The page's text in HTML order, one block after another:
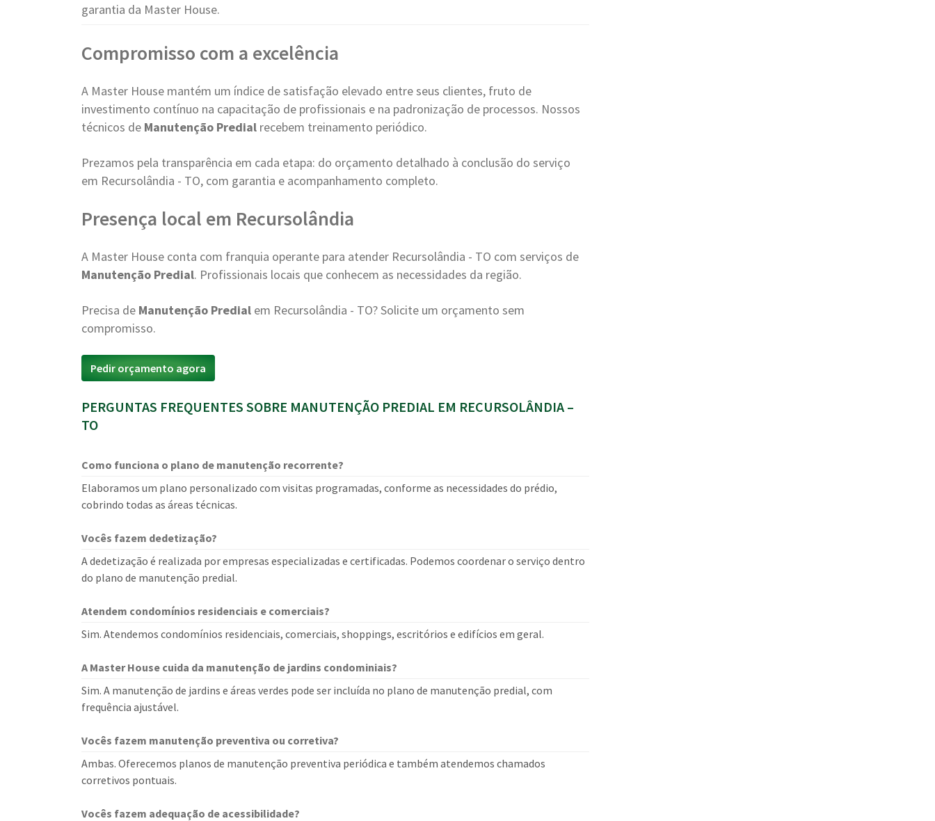
garantia da Master House.
Compromisso com a excelência
A Master House mantém um índice de satisfação elevado entre seus clientes, fruto de
investimento contínuo na capacitação de profissionais e na padronização de processos. Nossos
técnicos de Manutenção Predial recebem treinamento periódico.
Prezamos pela transparência em cada etapa: do orçamento detalhado à conclusão do serviço
em Recursolândia - TO, com garantia e acompanhamento completo.
Presença local em Recursolândia
A Master House conta com franquia operante para atender Recursolândia - TO com serviços de
Manutenção Predial. Profissionais locais que conhecem as necessidades da região.
Precisa de Manutenção Predial em Recursolândia - TO? Solicite um orçamento sem
compromisso.
Pedir orçamento agora
PERGUNTAS FREQUENTES SOBRE MANUTENÇÃO PREDIAL EM RECURSOLÂNDIA –
TO
Como funciona o plano de manutenção recorrente?
Elaboramos um plano personalizado com visitas programadas, conforme as necessidades do prédio,
cobrindo todas as áreas técnicas.
Vocês fazem dedetização?
A dedetização é realizada por empresas especializadas e certificadas. Podemos coordenar o serviço dentro
do plano de manutenção predial.
Atendem condomínios residenciais e comerciais?
Sim. Atendemos condomínios residenciais, comerciais, shoppings, escritórios e edifícios em geral.
A Master House cuida da manutenção de jardins condominiais?
Sim. A manutenção de jardins e áreas verdes pode ser incluída no plano de manutenção predial, com
frequência ajustável.
Vocês fazem manutenção preventiva ou corretiva?
Ambas. Oferecemos planos de manutenção preventiva periódica e também atendemos chamados
corretivos pontuais.
Vocês fazem adequação de acessibilidade?